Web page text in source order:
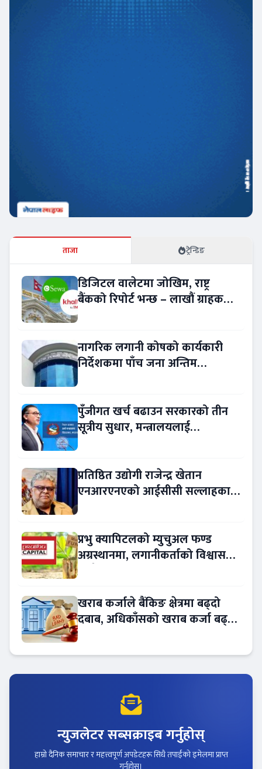
ताजा ट्रेन्डिङ
डिजिटल वालेटमा जोखिम, राष्ट्र
बैंकको रिपोर्ट भन्छ – लाखौं ग्राहकको
नागरिक लगानी कोषको कार्यकारी
निर्देशकमा पाँच जना अन्तिम
पुँजीगत खर्च बढाउन सरकारको तीन
सूत्रीय सुधार, मन्त्रालयलाई
प्रतिष्ठित उद्योगी राजेन्द्र खेतान
एनआरएनएको आईसीसी सल्लाहकार
प्रभु क्यापिटलको म्युचुअल फण्ड
अग्रस्थानमा, लगानीकर्ताको विश्वास
खराब कर्जाले बैंकिङ क्षेत्रमा बढ्दो
दबाब, अधिकाँसको खराब कर्जा बढ्दो
न्युजलेटर सब्सक्राइब गर्नुहोस्
हाम्रो दैनिक समाचार र महत्त्वपूर्ण अपडेटहरू सिधै तपाईंको इमेलमा प्राप्त
गर्नुहोस्।